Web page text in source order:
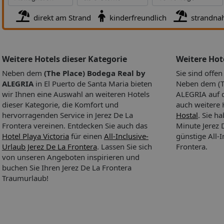
einem Restaurant genossen werden.
Unterhaltung/Animation:Freunde des Golfsports finden in 5
Zusatzinfo:Folgende Zahlungsarten werden akzeptiert: Euro/
Card und Visa Card. Für bestimmte Einrichtungen, Angebote und
Aktivitäten können zusätzliche Gebühren anfallen. Bei
Ankunft im Zielgebiet ab 04:00 Uhr morgens steht das
Ankunftstag erst ab der offiziellen Check-In-Zeit des jeweiligen
zur Verfügung. Ebenso ist die offizielle Check-Out-Zeit des
Tag der Abreise einzuhalten. Bei planmäßigen Rückflügen bis
Mitternacht ist die offizielle Check-Out-Zeit des Hotels am Tag
Abreise einzuhalten. Früh-Check-In bzw. Spät-Check-Out
Verfügbarkeit und gegen einen Aufpreis über unser Service Team
hinzugebucht werden.
Wichtiger Hinweis:
direkt am Strand kinderfreundlich
Weitere Hotels dieser Kategorie
Neben dem (The Place) Bodega Real by
ALEGRIA in El Puerto de Santa Maria bieten
wir Ihnen eine Auswahl an weiteren Hotels
dieser Kategorie, die Komfort und
hervorragenden Service in Jerez De La
Frontera vereinen. Entdecken Sie auch das
Hotel Playa Victoria für einen All-Inclusive-
Urlaub Jerez De La Frontera. Lassen Sie sich
von unseren Angeboten inspirieren und
buchen Sie Ihren Jerez De La Frontera
Traumurlaub!
Weitere
Sie sind
Neben dem
ALEGRIA auf
auch weitere
Hostal. Sie
Minute Jerez
günstige All-
Frontera.